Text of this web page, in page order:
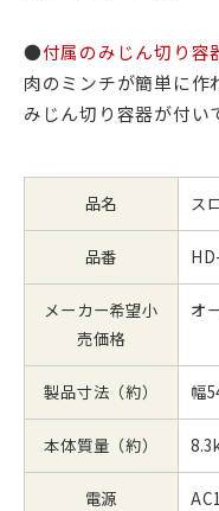
●付属のみじん切り容
肉のミンチが簡単に作
みじん切り容器が付い
品名 ス
品番
メーカー希望小
売価格
オ
製品寸法（約） 幅
本体質量（約）
電源